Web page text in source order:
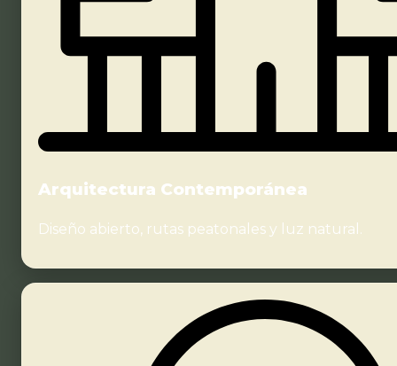
Arquitectura Contemporánea
Diseño abierto, rutas peatonales y luz natural.